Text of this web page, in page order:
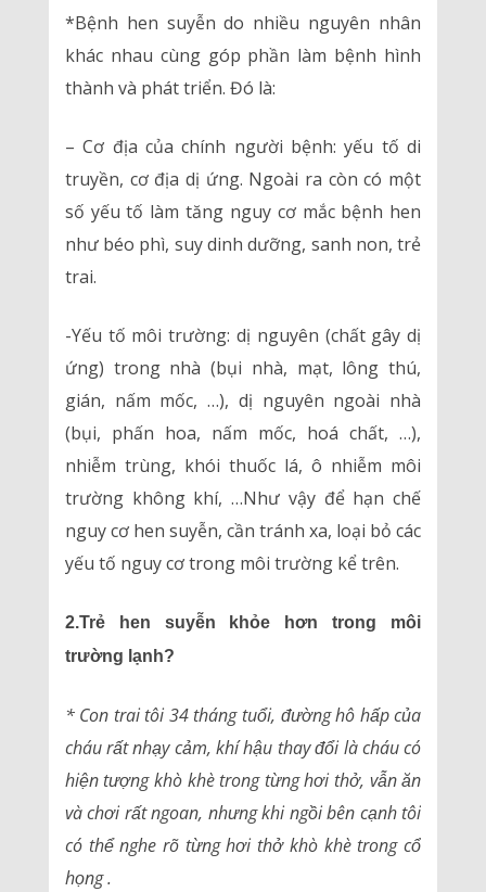
*Bệnh hen suyễn do nhiều nguyên nhân
khác nhau cùng góp phần làm bệnh hình
thành và phát triển. Đó là:
– Cơ địa của chính người bệnh: yếu tố di
truyền, cơ địa dị ứng. Ngoài ra còn có một
số yếu tố làm tăng nguy cơ mắc bệnh hen
như béo phì, suy dinh dưỡng, sanh non, trẻ
trai.
-Yếu tố môi trường: dị nguyên (chất gây dị
ứng) trong nhà (bụi nhà, mạt, lông thú,
gián, nấm mốc, …), dị nguyên ngoài nhà
(bụi, phấn hoa, nấm mốc, hoá chất, …),
nhiễm trùng, khói thuốc lá, ô nhiễm môi
trường không khí, …Như vậy để hạn chế
nguy cơ hen suyễn, cần tránh xa, loại bỏ các
yếu tố nguy cơ trong môi trường kể trên.
2.Trẻ hen suyễn khỏe hơn trong môi
trường lạnh?
* Con trai tôi 34 tháng tuổi, đường hô hấp của
cháu rất nhạy cảm, khí hậu thay đổi là cháu có
hiện tượng khò khè trong từng hơi thở, vẫn ăn
và chơi rất ngoan, nhưng khi ngồi bên cạnh tôi
có thể nghe rõ từng hơi thở khò khè trong cổ
họng .